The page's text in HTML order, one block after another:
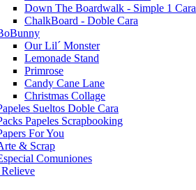
Down The Boardwalk - Simple 1 Cara
ChalkBoard - Doble Cara
Our Lil´ Monster
Lemonade Stand
Primrose
Candy Cane Lane
Christmas Collage
Sueltos Doble Cara
Papeles Scrapbooking
For You
& Scrap
Comuniones